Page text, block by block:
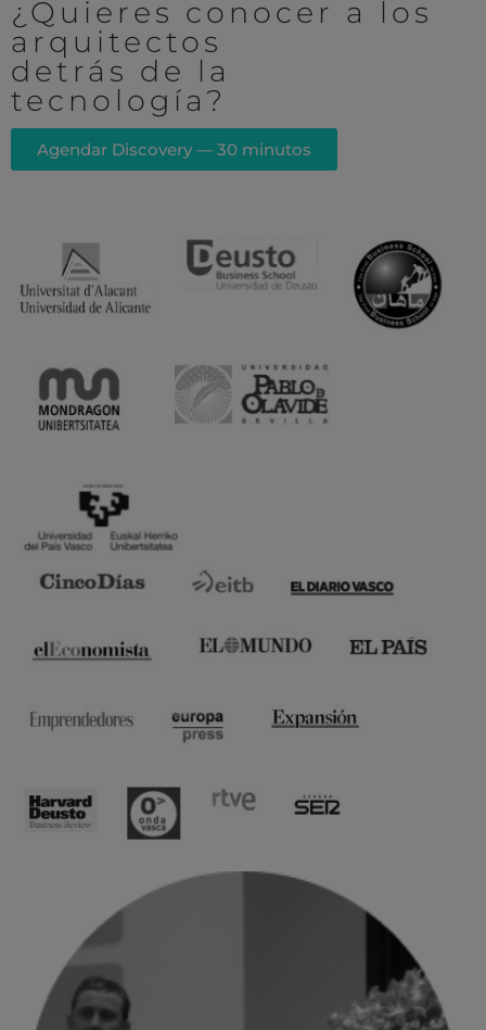
¿Quieres conocer a los
arquitectos
detrás de la
tecnología?
Agendar Discovery — 30 minutos